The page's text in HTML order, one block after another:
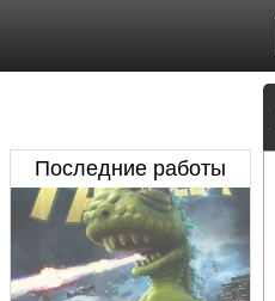
Последние работы